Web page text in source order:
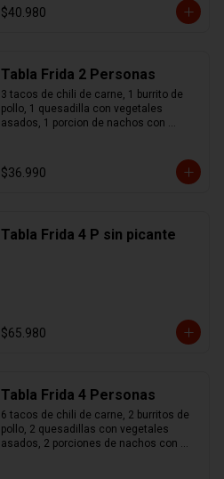
$40.980
Tabla Frida 2 Personas
3 tacos de chili de carne, 1 burrito de
pollo, 1 quesadilla con vegetales
asados, 1 porcion de nachos con
guacamole, sour cream, pico de gallo
$36.990
Tabla Frida 4 P sin picante
$65.980
Tabla Frida 4 Personas
6 tacos de chili de carne, 2 burritos de
pollo, 2 quesadillas con vegetales
asados, 2 porciones de nachos con